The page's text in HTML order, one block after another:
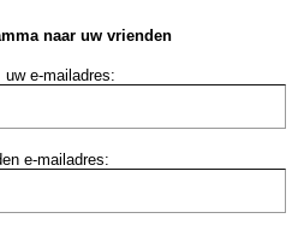
naar uw vrienden
uw e-mailadres:
e-mailadres: